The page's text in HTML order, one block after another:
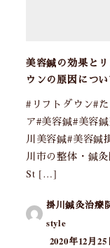
美容鍼の効果と
ウンの原因につ
#リフトダウン#
ア#美容鍼#美容
川美容鍼#美容鍼
川市の整体・鍼
St […]
掛川鍼灸治療
style
2020年12月25